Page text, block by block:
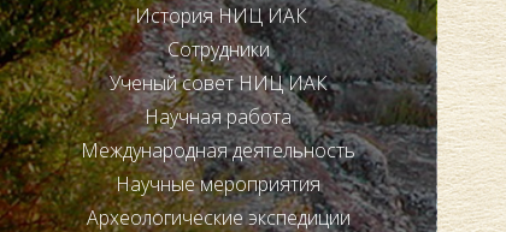
История НИЦ ИАК
Сотрудники
Ученый совет НИЦ ИАК
Научная работа
Международная деятельность
Научные мероприятия
Археологические экспедиции